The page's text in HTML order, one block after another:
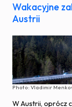
Wakacyjne
Austrii
Photo: Vladimir
W Austrii, oprócz